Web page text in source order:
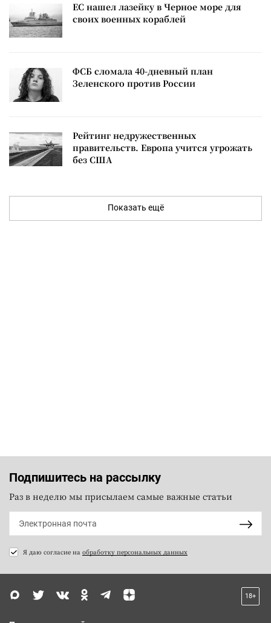
ЕС нашел лазейку в Черное море для
своих военных кораблей
ФСБ сломала 40-дневный план
Зеленского против России
Рейтинг недружественных
правительств. Европа учится угрожать
без США
Показать ещё
Подпишитесь на рассылку
Раз в неделю мы присылаем самые важные статьи
Я даю согласие на обработку персональных данных
18+